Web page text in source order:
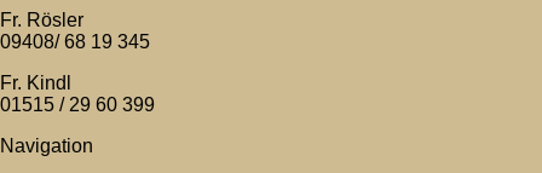
Fr. Rösler
09408/ 68 19 345
Fr. Kindl
01515 / 29 60 399
Navigation